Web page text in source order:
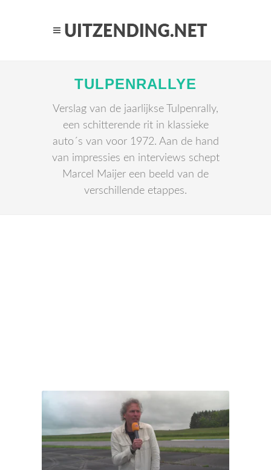
TULPENRALLYE
Verslag van de jaarlijkse Tulpenrally,
een schitterende rit in klassieke
auto´s van voor 1972. Aan de hand
van impressies en interviews schept
Marcel Maijer een beeld van de
verschillende etappes.